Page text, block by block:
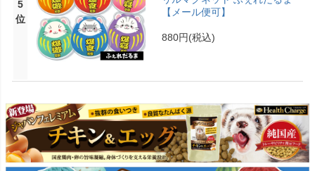
5
位
【メール便可】
880円(税込)